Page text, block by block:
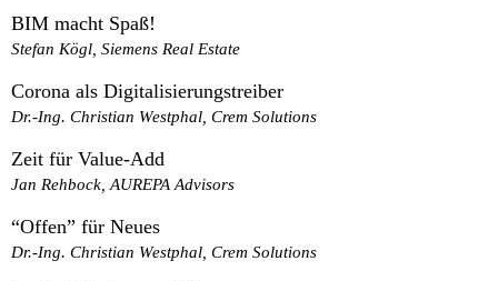
BIM macht Spaß!
Stefan Kögl, Siemens Real Estate
Corona als Digitalisierungstreiber
Dr.-Ing. Christian Westphal, Crem Solutions
Zeit für Value-Add
Jan Rehbock, AUREPA Advisors
“Offen” für Neues
Dr.-Ing. Christian Westphal, Crem Solutions